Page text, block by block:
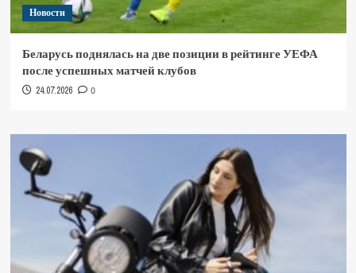
Новости
Беларусь поднялась на две позиции в рейтинге УЕФА
после успешных матчей клубов
24.07.2026 0